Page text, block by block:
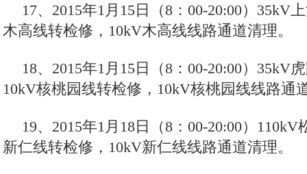
17、2015年1月15日（8：00-20:00）35kV
木高线转检修，10kV木高线线路通道清理。
18、2015年1月15日（8：00-20:00）35kV
10kV核桃园线转检修，10kV核桃园线线路通
19、2015年1月18日（8：00-20:00）
新仁线转检修，10kV新仁线线路通道清理。